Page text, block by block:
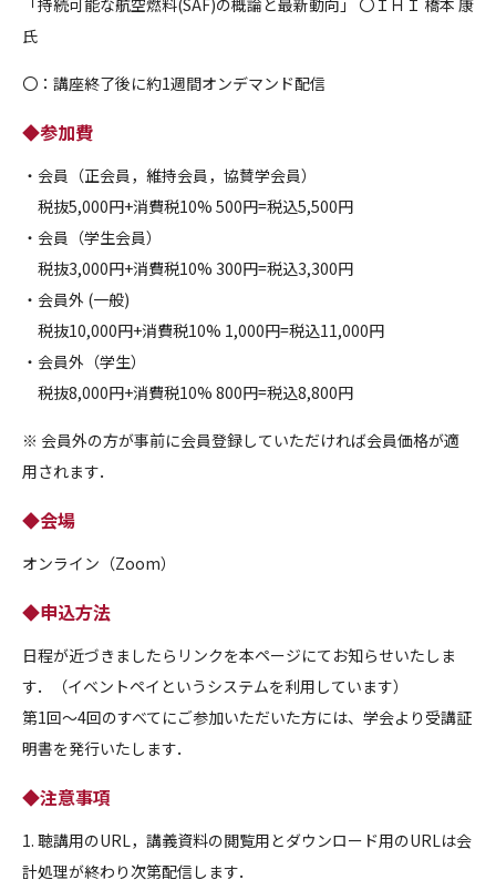
「持続可能な航空燃料(SAF)の概論と最新動向」 〇ＩＨＩ 橋本 康
氏
〇：講座終了後に約1週間オンデマンド配信
◆参加費
・会員（正会員，維持会員，協賛学会員）
税抜5,000円+消費税10% 500円=税込5,500円
・会員（学生会員）
税抜3,000円+消費税10% 300円=税込3,300円
・会員外 (一般)
税抜10,000円+消費税10% 1,000円=税込11,000円
・会員外（学生）
税抜8,000円+消費税10% 800円=税込8,800円
※ 会員外の方が事前に会員登録していただければ会員価格が適
用されます．
◆会場
オンライン（Zoom）
◆申込方法
日程が近づきましたらリンクを本ページにてお知らせいたしま
す．（イベントペイというシステムを利用しています）
第1回～4回のすべてにご参加いただいた方には、学会より受講証
明書を発行いたします．
◆注意事項
1. 聴講用のURL，講義資料の閲覧用とダウンロード用のURLは会
計処理が終わり次第配信します．